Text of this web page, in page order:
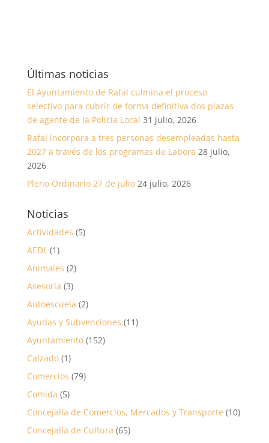
Últimas noticias
El Ayuntamiento de Rafal culmina el proceso
selectivo para cubrir de forma definitiva dos plazas
de agente de la Policía Local 31 julio, 2026
Rafal incorpora a tres personas desempleadas hasta
2027 a través de los programas de Labora 28 julio,
2026
Pleno Ordinario 27 de julio 24 julio, 2026
Noticias
Actividades (5)
AEDL (1)
Animales (2)
Asesoría (3)
Autoescuela (2)
Ayudas y Subvenciones (11)
Ayuntamiento(152)
Calzado(1)
Comercios (79)
Comida (5)
Concejalía de Comercios, Mercados y Transporte (10)
Concejalía de Cultura (65)